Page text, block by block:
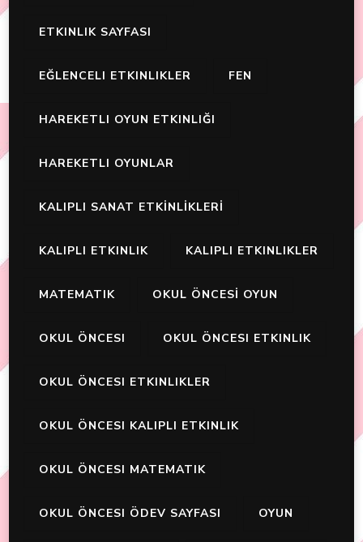
ETKINLIK SAYFASI
EĞLENCELI ETKINLIKLER FEN
HAREKETLI OYUN ETKINLIĞI
HAREKETLI OYUNLAR
KALIPLI SANAT ETKİNLİKLERİ
KALIPLI ETKINLIK KALIPLI ETKINLIKLER
MATEMATIK OKUL ÖNCESİ OYUN
OKUL ÖNCESI OKUL ÖNCESI ETKINLIK
OKUL ÖNCESI ETKINLIKLER
OKUL ÖNCESI KALIPLI ETKINLIK
OKUL ÖNCESI MATEMATIK
OKUL ÖNCESI ÖDEV SAYFASI OYUN